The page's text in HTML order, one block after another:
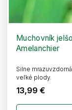
Muchovník
Amelanchier
13,99 €
Silne
veľké plody.